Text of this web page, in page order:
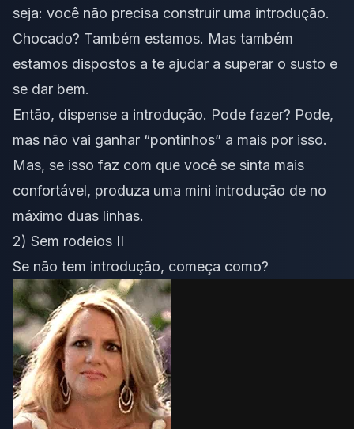
seja: você não precisa construir uma introdução.
Chocado? Também estamos. Mas também
estamos dispostos a te ajudar a superar o susto e
se dar bem.
Então, dispense a introdução. Pode fazer? Pode,
mas não vai ganhar “pontinhos” a mais por isso.
Mas, se isso faz com que você se sinta mais
confortável, produza uma mini introdução de no
máximo duas linhas.
2) Sem rodeios II
Se não tem introdução, começa como?